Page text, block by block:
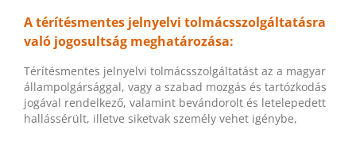
A térítésmentes jelnyelvi tolmácsszolgáltatásra
való jogosultság meghatározása:
Térítésmentes jelnyelvi tolmácsszolgáltatást az a magyar
állampolgársággal, vagy a szabad mozgás és tartózkodás
jogával rendelkező, valamint bevándorolt és letelepedett
hallássérült, illetve siketvak személy vehet igénybe,